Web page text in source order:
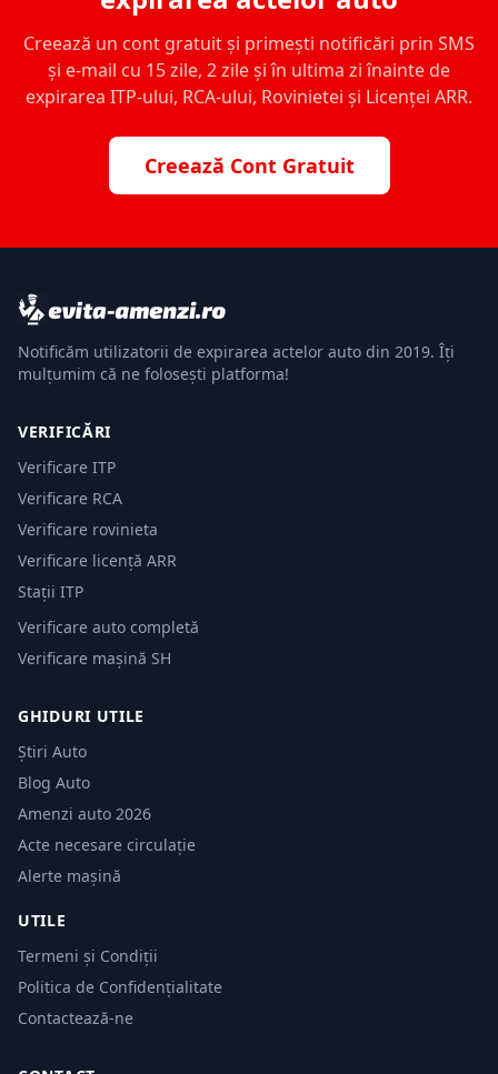
Creează un cont gratuit și primești notificări prin SMS
și e-mail cu 15 zile, 2 zile și în ultima zi înainte de
expirarea ITP-ului, RCA-ului, Rovinietei și Licenței ARR.
Creează Cont Gratuit
Notificăm utilizatorii de expirarea actelor auto din 2019. Îți
mulțumim că ne folosești platforma!
VERIFICĂRI
Verificare ITP
Verificare RCA
Verificare rovinieta
Verificare licență ARR
Stații ITP
Verificare auto completă
Verificare mașină SH
GHIDURI UTILE
Știri Auto
Blog Auto
Amenzi auto 2026
Acte necesare circulație
Alerte mașină
UTILE
Termeni și Condiții
Politica de Confidențialitate
Contactează-ne